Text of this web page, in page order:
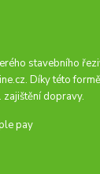
stavebního
. Díky této
zajištění dopravy.